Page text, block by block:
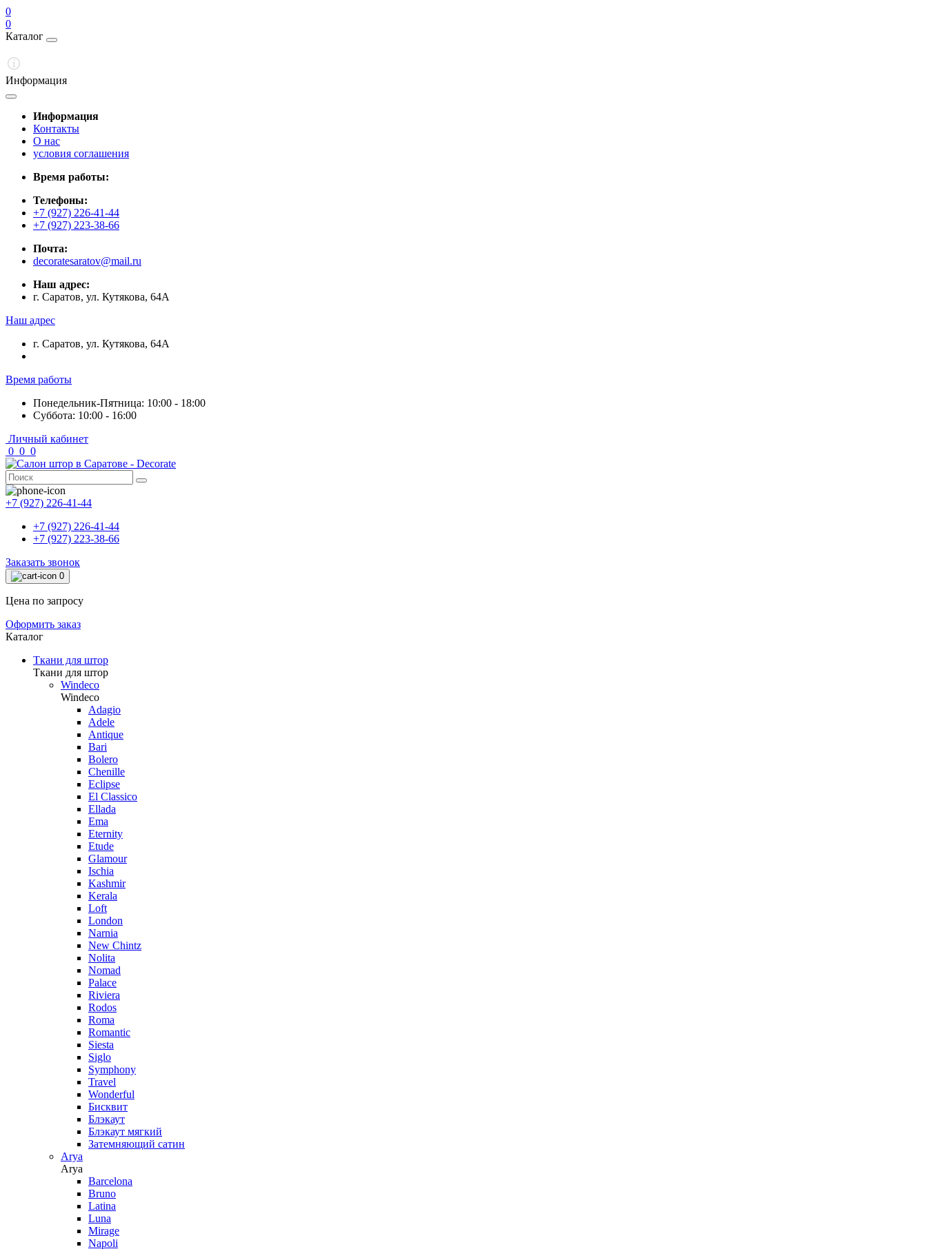
0
0
Каталог
Информация
Информация
Контакты
О нас
условия соглашения
Время работы:
Телефоны:
+7 (927) 226-41-44
+7 (927) 223-38-66
Почта:
decoratesaratov@mail.ru
Наш адрес:
г. Саратов, ул. Кутякова, 64А
Наш адрес
г. Саратов, ул. Кутякова, 64А
Время работы
Понедельник-Пятница: 10:00 - 18:00
Суббота: 10:00 - 16:00
Личный кабинет
0 0 0
+7 (927) 226-41-44
+7 (927) 226-41-44
+7 (927) 223-38-66
Заказать звонок
0
Цена по запросу
Оформить заказ
Каталог
Ткани для штор
Ткани для штор
Windeco
Windeco
Adagio
Adele
Antique
Bari
Bolero
Chenille
Eclipse
El Classico
Ellada
Ema
Eternity
Etude
Glamour
Ischia
Kashmir
Kerala
Loft
London
Narnia
New Chintz
Nolita
Nomad
Palace
Riviera
Rodos
Roma
Romantic
Siesta
Siglo
Symphony
Travel
Wonderful
Бисквит
Блэкаут
Блэкаут мягкий
Затемняющий сатин
Arya
Arya
Barcelona
Bruno
Latina
Luna
Mirage
Napoli